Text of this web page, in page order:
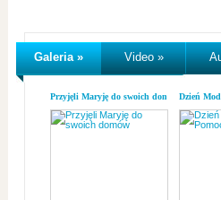
Galeria » Video »
Przyjęli Maryję do swoich domówDzień